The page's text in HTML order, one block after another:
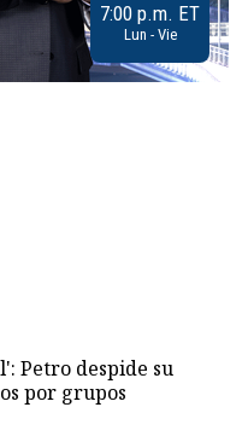
7:00 p.m. ET
Lun - Vie
Petro despide su
por grupos